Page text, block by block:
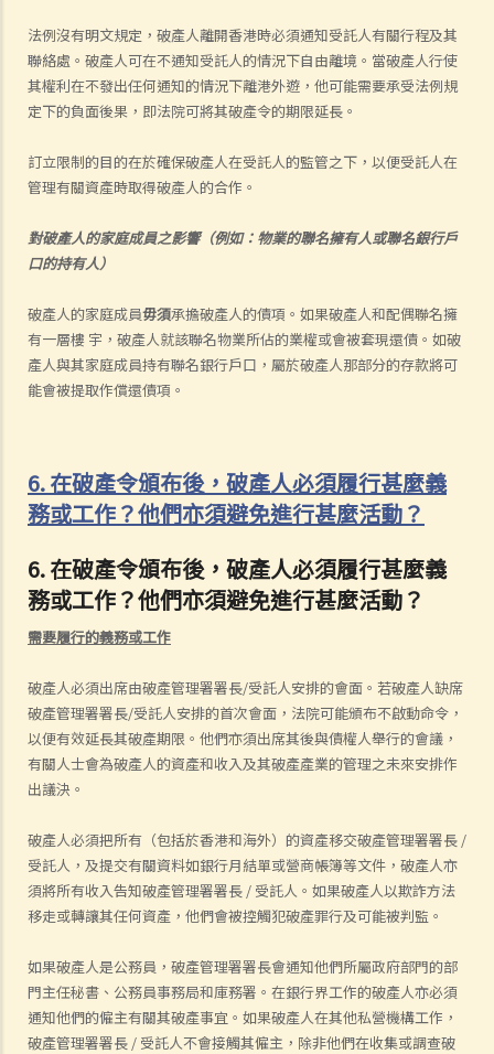
法例沒有明文規定，破產人離開香港時必須通知受託人有關行程及其
聯絡處。破產人可在不通知受託人的情況下自由離境。當破產人行使
其權利在不發出任何通知的情況下離港外遊，他可能需要承受法例規
定下的負面後果，即法院可將其破產令的期限延長。
訂立限制的目的在於確保破產人在受託人的監管之下，以便受託人在
管理有關資產時取得破產人的合作。
對破產人的家庭成員之影響（例如：物業的聯名擁有人或聯名銀行戶
口的持有人）
破產人的家庭成員毋須承擔破產人的債項。如果破產人和配偶聯名擁
有一層樓 宇，破產人就該聯名物業所佔的業權或會被套現還債。如破
產人與其家庭成員持有聯名銀行戶口，屬於破產人那部分的存款將可
能會被提取作償還債項。
6. 在破產令頒布後，破產人必須履行甚麼義
務或工作？他們亦須避免進行甚麼活動？
6. 在破產令頒布後，破產人必須履行甚麼義
務或工作？他們亦須避免進行甚麼活動？
需要履行的義務或工作
破產人必須出席由破產管理署署長/受託人安排的會面。若破產人缺席
破產管理署署長/受託人安排的首次會面，法院可能頒布不啟動命令，
以便有效延長其破產期限。他們亦須出席其後與債權人舉行的會議，
有關人士會為破產人的資產和收入及其破產產業的管理之未來安排作
出議決。
破產人必須把所有（包括於香港和海外）的資產移交破產管理署署長 /
受託人，及提交有關資料如銀行月結單或營商帳簿等文件，破產人亦
須將所有收入告知破產管理署署長 / 受託人。如果破產人以欺詐方法
移走或轉讓其任何資產，他們會被控觸犯破產罪行及可能被判監。
如果破產人是公務員，破產管理署署長會通知他們所屬政府部門的部
門主任秘書、公務員事務局和庫務署。在銀行界工作的破產人亦必須
通知他們的僱主有關其破產事宜。如果破產人在其他私營機構工作，
破產管理署署長 / 受託人不會接觸其僱主，除非他們在收集或調查破